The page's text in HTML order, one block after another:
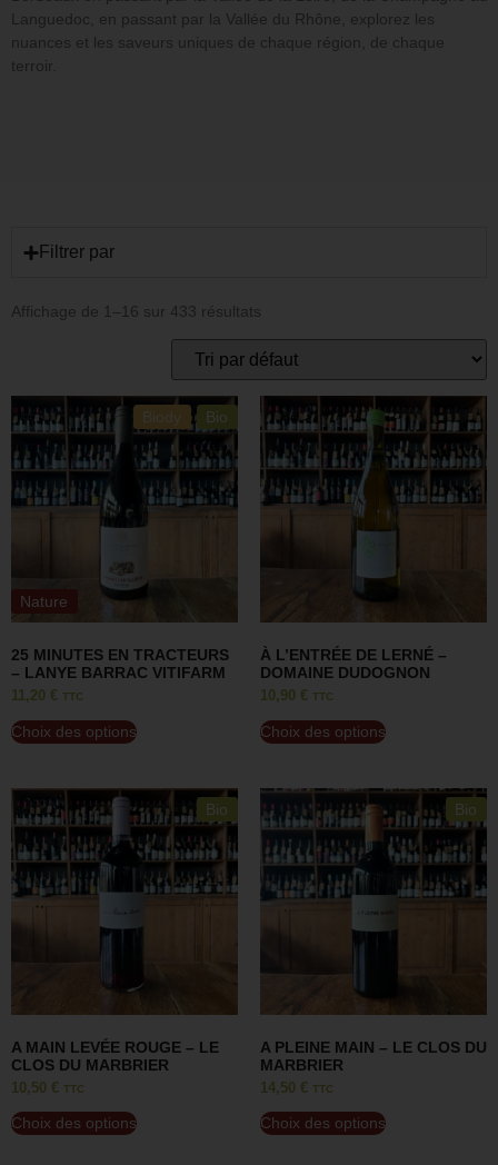
Languedoc, en passant par la Vallée du Rhône, explorez les
nuances et les saveurs uniques de chaque région, de chaque
terroir.
Filtrer par
Affichage de 1–16 sur 433 résultats
Nature
Biody Bio
25 MINUTES EN TRACTEURS
– LANYE BARRAC VITIFARM
11,20 € TTC
Choix des options
À L’ENTRÉE DE LERNÉ –
DOMAINE DUDOGNON
10,90 € TTC
Choix des options
Bio
A MAIN LEVÉE ROUGE – LE
CLOS DU MARBRIER
10,50 € TTC
Choix des options
Bio
A PLEINE MAIN – LE CLOS DU
MARBRIER
14,50 € TTC
Choix des options